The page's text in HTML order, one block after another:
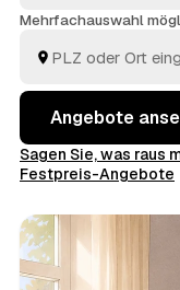
So sparen Sie sich
Mehrfachauswahl
Angebote
Sagen Sie, was raus
Festpreis-Angebote